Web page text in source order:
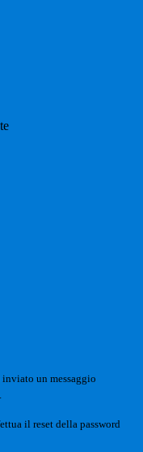
inviato un messaggio
il reset della password